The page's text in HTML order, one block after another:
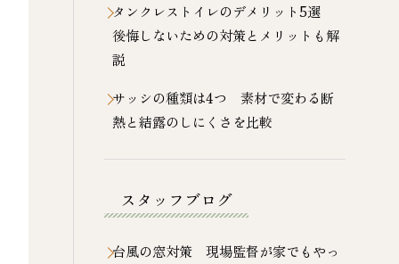
タンクレストイレのデメリット5選
後悔しないための対策とメリットも解
説
サッシの種類は4つ 素材で変わる断
熱と結露のしにくさを比較
スタッフブログ
台風の窓対策 現場監督が家でもやっ